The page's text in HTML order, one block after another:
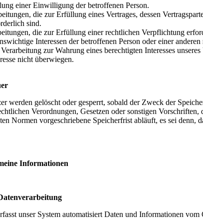
einer Einwilligung der betroffenen Person.
die zur Erfüllung eines Vertrages, dessen
sind.
die zur Erfüllung einer rechtlichen Verpflichtung
Interessen der betroffenen Person oder einer
zur Wahrung eines berechtigten Interesses
nicht überwiegen.
werden gelöscht oder gesperrt, sobald der Zweck der
Verordnungen, Gesetzen oder sonstigen
Normen vorgeschriebene Speicherfrist abläuft, es sei
Informationen
unser System automatisiert Daten und Informationen